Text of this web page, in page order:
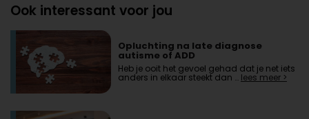
Ook interessant voor jou
Opluchting na late diagnose
autisme of ADD
Heb je ooit het gevoel gehad dat je net iets
anders in elkaar steekt dan … lees meer >